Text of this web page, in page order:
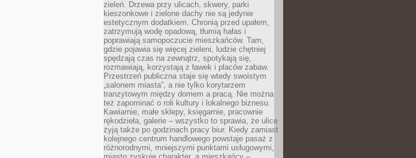
zieleń. Drzewa przy ulicach, skwery, parki
kieszonkowe i zielone dachy nie są jedynie
estetycznym dodatkiem. Chronią przed upałem,
zatrzymują wodę opadową, tłumią hałas i
poprawiają samopoczucie mieszkańców. Tam,
gdzie pojawia się więcej zieleni, ludzie chętniej
spędzają czas na zewnątrz, spotykają się,
rozmawiają, korzystają z ławek i placów zabaw.
Przestrzeń publiczna staje się wtedy swoistym
„salonem miasta”, a nie tylko korytarzem
tranzytowym między domem a pracą. Nie można
też zapominać o roli kultury i lokalnego biznesu.
Kawiarnie, małe sklepy, księgarnie, pracownie
rękodzieła, galerie – wszystko to sprawia, że ulice
żyją także po godzinach pracy biur. Kiedy zamiast
kolejnego centrum handlowego powstaje pasaż z
różnorodnymi, mniejszymi punktami usługowymi,